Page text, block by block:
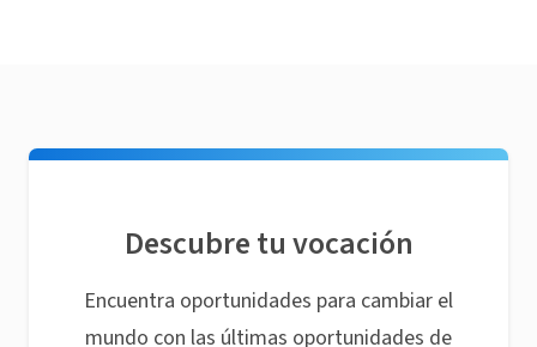
Descubre tu vocación
Encuentra oportunidades para cambiar el
mundo con las últimas oportunidades de